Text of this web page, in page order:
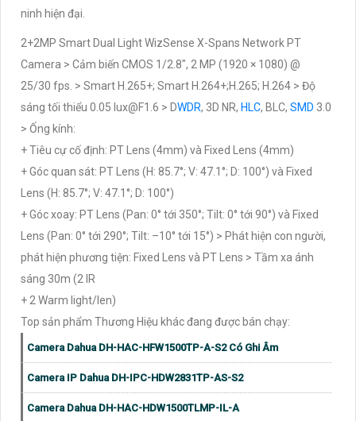
ninh hiện đại.
2+2MP Smart Dual Light WizSense X-Spans Network PT
Camera > Cảm biến CMOS 1/2.8", 2 MP (1920 × 1080) @
25/30 fps. > Smart H.265+; Smart H.264+;H.265; H.264 > Độ
sáng tối thiểu 0.05 lux@F1.6 > DWDR, 3D NR, HLC, BLC, SMD 3.0
> Ống kính:
+ Tiêu cự cố định: PT Lens (4mm) và Fixed Lens (4mm)
+ Góc quan sát: PT Lens (H: 85.7°; V: 47.1°; D: 100°) và Fixed
Lens (H: 85.7°; V: 47.1°; D: 100°)
+ Góc xoay: PT Lens (Pan: 0° tới 350°; Tilt: 0° tới 90°) và Fixed
Lens (Pan: 0° tới 290°; Tilt: –10° tới 15°) > Phát hiện con người,
phát hiện phương tiện: Fixed Lens và PT Lens > Tầm xa ánh
sáng 30m (2 IR
+ 2 Warm light/len)
Top sản phẩm Thương Hiệu khác đang được bán chạy:
Camera Dahua DH-HAC-HFW1500TP-A-S2 Có Ghi Âm
Camera IP Dahua DH-IPC-HDW2831TP-AS-S2
Camera Dahua DH-HAC-HDW1500TLMP-IL-A